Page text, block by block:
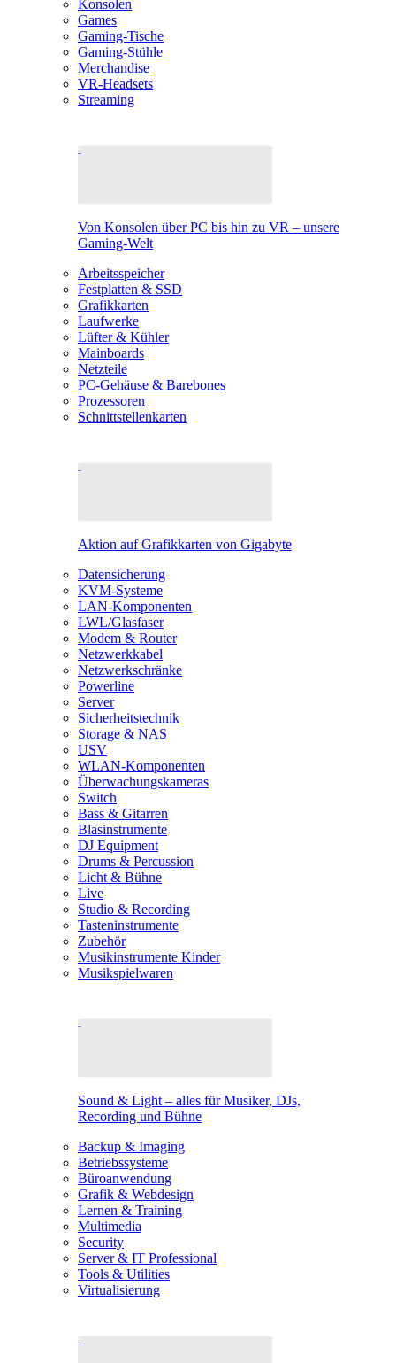
Konsolen
Games
Gaming-Tische
Gaming-Stühle
Merchandise
VR-Headsets
Streaming
Von Konsolen über PC bis hin zu VR – unsere
Gaming-Welt
Arbeitsspeicher
Festplatten & SSD
Grafikkarten
Laufwerke
Lüfter & Kühler
Mainboards
Netzteile
PC-Gehäuse & Barebones
Prozessoren
Schnittstellenkarten
Aktion auf Grafikkarten von Gigabyte
Datensicherung
KVM-Systeme
LAN-Komponenten
LWL/Glasfaser
Modem & Router
Netzwerkkabel
Netzwerkschränke
Powerline
Server
Sicherheitstechnik
Storage & NAS
USV
WLAN-Komponenten
Überwachungskameras
Switch
Bass & Gitarren
Blasinstrumente
DJ Equipment
Drums & Percussion
Licht & Bühne
Live
Studio & Recording
Tasteninstrumente
Zubehör
Musikinstrumente Kinder
Musikspielwaren
Sound & Light – alles für Musiker, DJs,
Recording und Bühne
Backup & Imaging
Betriebssysteme
Büroanwendung
Grafik & Webdesign
Lernen & Training
Multimedia
Security
Server & IT Professional
Tools & Utilities
Virtualisierung